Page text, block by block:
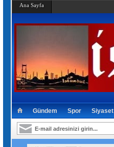
Ana Sayfa
Gündem Spor Siyaset